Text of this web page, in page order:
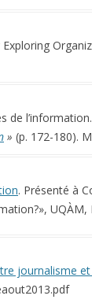
de
» (p. 172-180).
. Présenté à
UQÀM,
journalisme